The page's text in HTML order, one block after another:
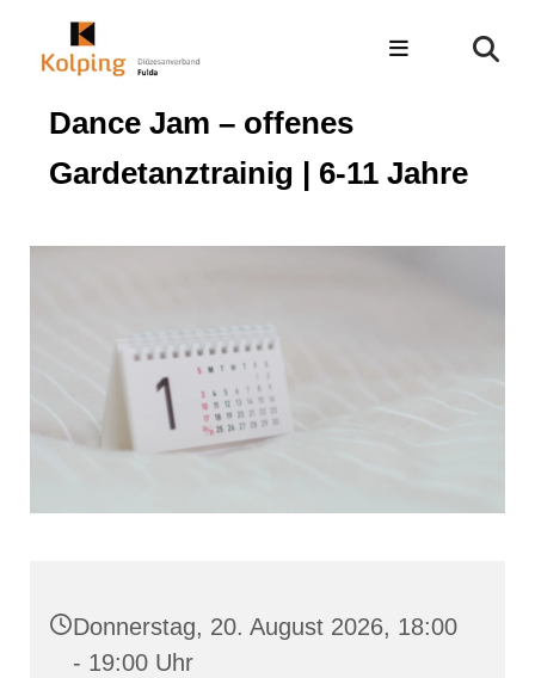
Dance Jam – offenes
Gardetanztrainig | 6-11 Jahre
Donnerstag, 20. August 2026, 18:00
- 19:00 Uhr